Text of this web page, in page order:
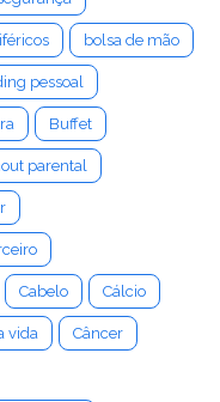
bolsa de mão
pessoal
Buffet
parental
Cabelo Cálcio
vida Câncer